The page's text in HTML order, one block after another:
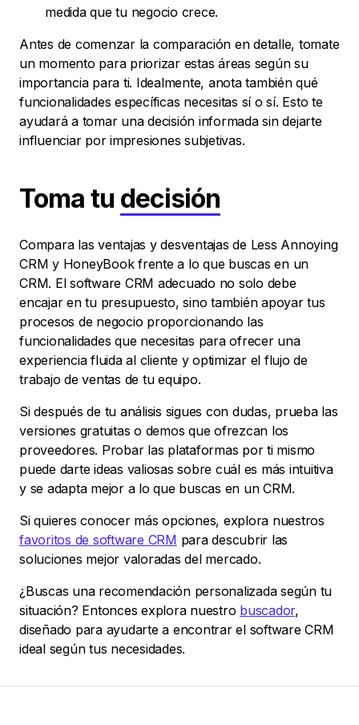
medida que tu negocio crece.
Antes de comenzar la comparación en detalle, tomate
un momento para priorizar estas áreas según su
importancia para ti. Idealmente, anota también qué
funcionalidades específicas necesitas sí o sí. Esto te
ayudará a tomar una decisión informada sin dejarte
influenciar por impresiones subjetivas.
Toma tu decisión
Compara las ventajas y desventajas de Less Annoying
CRM y HoneyBook frente a lo que buscas en un
CRM. El software CRM adecuado no solo debe
encajar en tu presupuesto, sino también apoyar tus
procesos de negocio proporcionando las
funcionalidades que necesitas para ofrecer una
experiencia fluida al cliente y optimizar el flujo de
trabajo de ventas de tu equipo.
Si después de tu análisis sigues con dudas, prueba las
versiones gratuitas o demos que ofrezcan los
proveedores. Probar las plataformas por ti mismo
puede darte ideas valiosas sobre cuál es más intuitiva
y se adapta mejor a lo que buscas en un CRM.
Si quieres conocer más opciones, explora nuestros
favoritos de software CRM para descubrir las
soluciones mejor valoradas del mercado.
¿Buscas una recomendación personalizada según tu
situación? Entonces explora nuestro buscador,
diseñado para ayudarte a encontrar el software CRM
ideal según tus necesidades.